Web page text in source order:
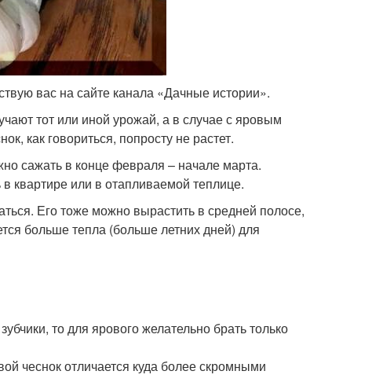
вас на сайте канала «Дачные истории».
тот или иной урожай, а в случае с яровым
как говориться, попросту не растет.
сажать в конце февраля – начале марта.
квартире или в отапливаемой теплице.
Его тоже можно вырастить в средней полосе,
больше тепла (больше летних дней) для
то для ярового желательно брать только
чеснок отличается куда более скромными